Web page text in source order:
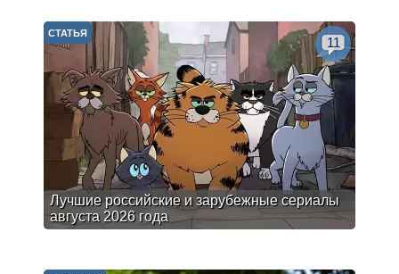
Лучшие российские и зарубежные сериалы
августа 2026 года
СТАТЬЯ
11